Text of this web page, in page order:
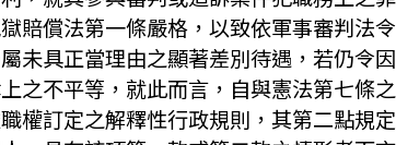
賠償法第一條嚴格，以致依軍事審判法
未具正當理由之顯著差別待遇，若仍令
之不平等，就此而言，自與憲法第七條
權訂定之解釋性行政規則，其第二點規